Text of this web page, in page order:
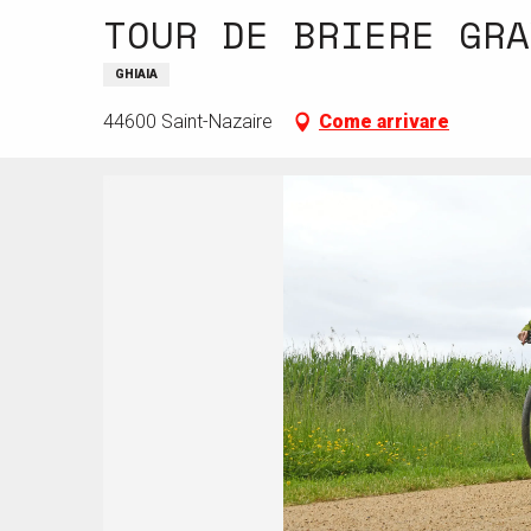
TOUR DE BRIERE
GHIAIA
44600 Saint-Nazaire Come arrivare